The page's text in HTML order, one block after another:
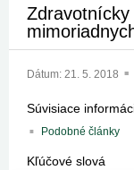
Dátum: 21. 5. 2018
Súvisiace
Podobné články
Kľúčové slová